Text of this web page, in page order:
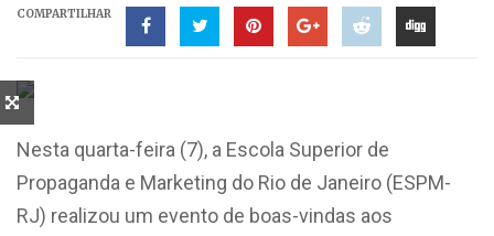
COMPARTILHAR
Nesta quarta-feira (7), a Escola Superior de
Propaganda e Marketing do Rio de Janeiro (ESPM-
RJ) realizou um evento de boas-vindas aos